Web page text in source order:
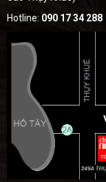
Hotline: 090 17 34 288